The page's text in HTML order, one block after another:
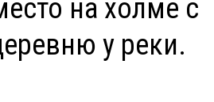
на холме с
у реки.